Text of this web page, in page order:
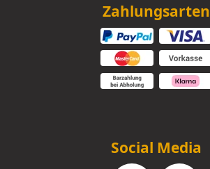
Zahlungsarten
Social Media